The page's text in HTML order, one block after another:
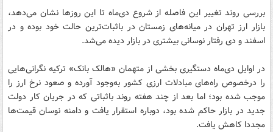
بررسی روند تغییر این فاصله از شروع دی‌ماه تا این روزها نشان می‌دهد،
بازار ارز تهران در میانه‌های زمستان در باثبات‌ترین حالت خود بوده و در
اسفند و دی رفتار نوسانی بیشتری در بازار دیده می‌شد.
در اوایل دی‌ماه دستگیری بخشی از متهمان «هالک بانک» ترکیه نگرانی‌هایی
را درخصوص راه‌های مبادلات ارزی کشور به‌وجود آورده و صعود نرخ ارز را
موجب شده بود؛ اما بعد از چند هفته روند با‌ثباتی که در جریان کار دولت
جدید در بازار حاکم شده بود، دوباره استقرار یافت و دامنه نوسان قیمت‌ها
مجددا کاهش یافت.